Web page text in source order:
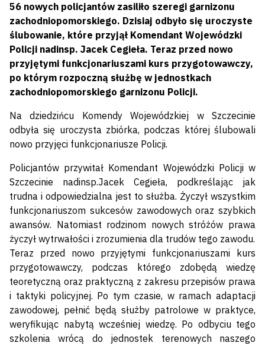
56 nowych policjantów zasiliło szeregi garnizonu
zachodniopomorskiego. Dzisiaj odbyło się uroczyste
ślubowanie, które przyjął Komendant Wojewódzki
Policji nadinsp. Jacek Cegieła. Teraz przed nowo
przyjętymi funkcjonariuszami kurs przygotowawczy,
po którym rozpoczną służbę w jednostkach
zachodniopomorskiego garnizonu Policji.
Na dziedzińcu Komendy Wojewódzkiej w Szczecinie
odbyła się uroczysta zbiórka, podczas której ślubowali
nowo przyjęci funkcjonariusze Policji.
Policjantów przywitał Komendant Wojewódzki Policji w
Szczecinie nadinsp.Jacek Cegieła, podkreślając jak
trudna i odpowiedzialna jest to służba. Życzył wszystkim
funkcjonariuszom sukcesów zawodowych oraz szybkich
awansów. Natomiast rodzinom nowych stróżów prawa
życzył wytrwałości i zrozumienia dla trudów tego zawodu.
Teraz przed nowo przyjętymi funkcjonariuszami kurs
przygotowawczy, podczas którego zdobędą wiedzę
teoretyczną oraz praktyczną z zakresu przepisów prawa
i taktyki policyjnej. Po tym czasie, w ramach adaptacji
zawodowej, pełnić będą służby patrolowe w praktyce,
weryfikując nabytą wcześniej wiedzę. Po odbyciu tego
szkolenia wrócą do jednostek terenowych naszego